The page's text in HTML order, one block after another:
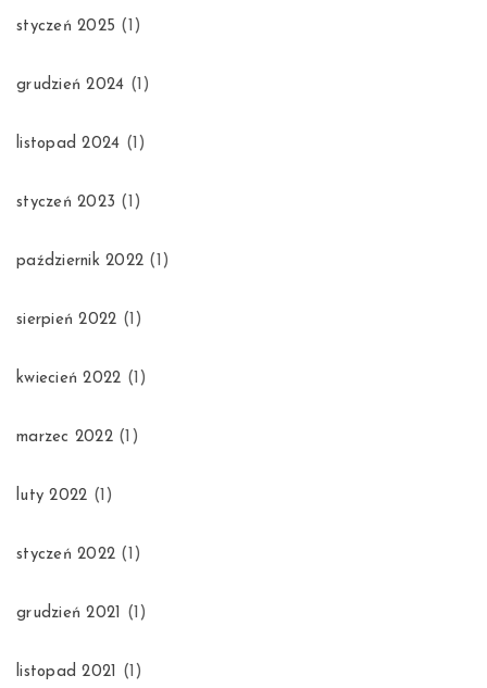
styczeń 2025 (1)
grudzień 2024 (1)
listopad 2024 (1)
styczeń 2023 (1)
październik 2022 (1)
sierpień 2022 (1)
kwiecień 2022 (1)
marzec 2022(1)
luty 2022 (1)
styczeń 2022 (1)
grudzień 2021 (1)
listopad 2021 (1)